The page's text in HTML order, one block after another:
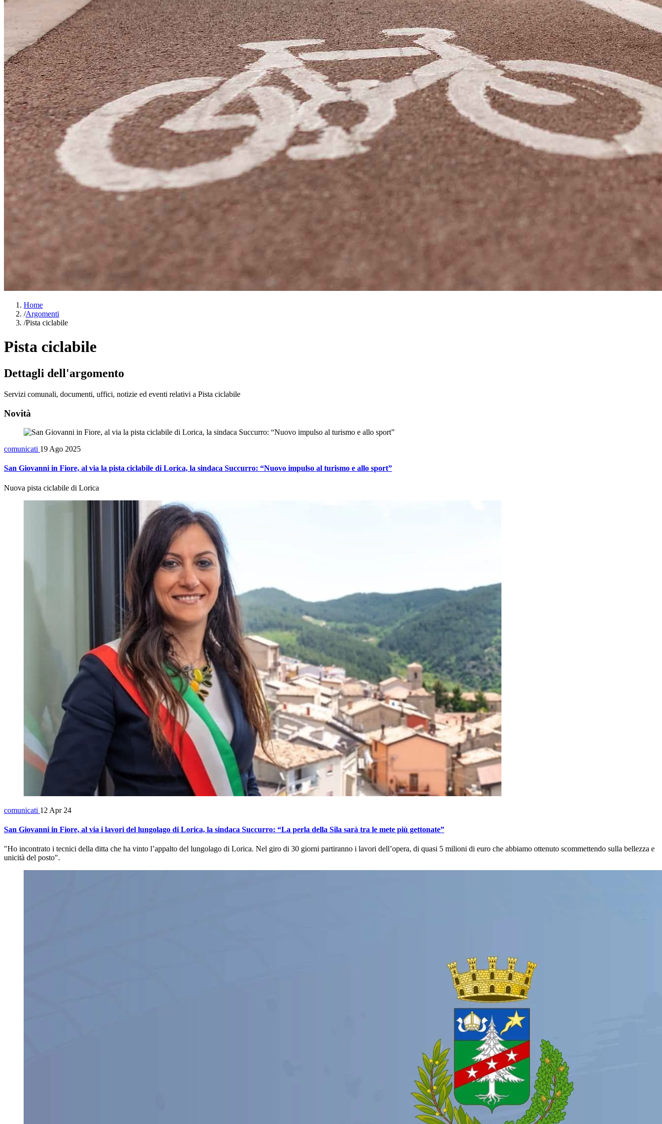
Home
/Argomenti
/Pista ciclabile
Pista ciclabile
Dettagli dell'argomento
Servizi comunali, documenti, uffici, notizie ed eventi relativi a Pista ciclabile
Novità
comunicati 19 Ago 2025
San Giovanni in Fiore, al via la pista ciclabile di Lorica, la sindaca Succurro: “Nuovo impulso al turismo e allo sport”
Nuova pista ciclabile di Lorica
comunicati 12 Apr 24
San Giovanni in Fiore, al via i lavori del lungolago di Lorica, la sindaca Succurro: “La perla della Sila sarà tra le mete più gettonate”
"Ho incontrato i tecnici della ditta che ha vinto l’appalto del lungolago di Lorica. Nel giro di 30 giorni partiranno i lavori dell’opera, di quasi 5 milioni di euro che abbiamo ottenuto scommettendo sulla bellezza e
unicità del posto".